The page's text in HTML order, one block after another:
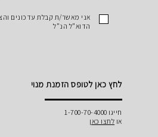
אני מאשר/ת קבלת עדכונים
הדוא"ל הנ"ל
לחץ כאן לטופס הזמנת מנוי
חייגו 1-700-70-4000
או לחצו כאן